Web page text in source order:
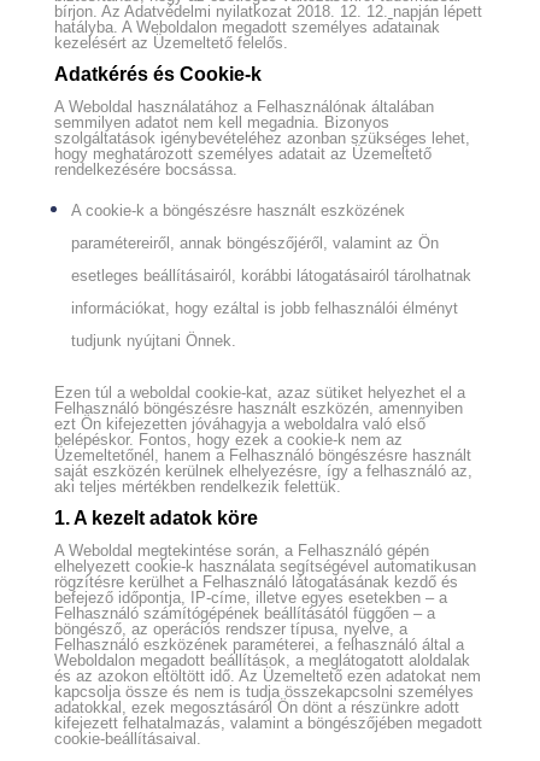
bírjon. Az Adatvédelmi nyilatkozat 2018. 12. 12. napján lépett
hatályba. A Weboldalon megadott személyes adatainak
kezelésért az Üzemeltető felelős.
Adatkérés és Cookie-k
A Weboldal használatához a Felhasználónak általában
semmilyen adatot nem kell megadnia. Bizonyos
szolgáltatások igénybevételéhez azonban szükséges lehet,
hogy meghatározott személyes adatait az Üzemeltető
rendelkezésére bocsássa.
A cookie-k a böngészésre használt eszközének
paramétereiről, annak böngészőjéről, valamint az Ön
esetleges beállításairól, korábbi látogatásairól tárolhatnak
információkat, hogy ezáltal is jobb felhasználói élményt
tudjunk nyújtani Önnek.
Ezen túl a weboldal cookie-kat, azaz sütiket helyezhet el a
Felhasználó böngészésre használt eszközén, amennyiben
ezt Ön kifejezetten jóváhagyja a weboldalra való első
belépéskor. Fontos, hogy ezek a cookie-k nem az
Üzemeltetőnél, hanem a Felhasználó böngészésre használt
saját eszközén kerülnek elhelyezésre, így a felhasználó az,
aki teljes mértékben rendelkezik felettük.
1. A kezelt adatok köre
A Weboldal megtekintése során, a Felhasználó gépén
elhelyezett cookie-k használata segítségével automatikusan
rögzítésre kerülhet a Felhasználó látogatásának kezdő és
befejező időpontja, IP-címe, illetve egyes esetekben – a
Felhasználó számítógépének beállításától függően – a
böngésző, az operációs rendszer típusa, nyelve, a
Felhasználó eszközének paraméterei, a felhasználó által a
Weboldalon megadott beállítások, a meglátogatott aloldalak
és az azokon eltöltött idő. Az Üzemeltető ezen adatokat nem
kapcsolja össze és nem is tudja összekapcsolni személyes
adatokkal, ezek megosztásáról Ön dönt a részünkre adott
kifejezett felhatalmazás, valamint a böngészőjében megadott
cookie-beállításaival.